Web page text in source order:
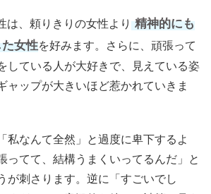
は、頼りきりの女性より 精神的にも
女性を好みます。さらに、頑張って
している人が大好きで、見えている姿
ャップが大きいほど惹かれていきま
私なんて全然」と過度に卑下するよ
ってて、結構うまくいってるんだ」と
が刺さります。逆に「すごいでし